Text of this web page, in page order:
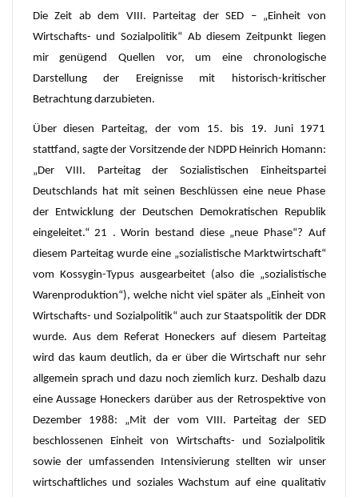
Die Zeit ab dem VIII. Parteitag der SED – „Einheit von
Wirtschafts- und Sozialpolitik“ Ab diesem Zeitpunkt liegen
mir genügend Quellen vor, um eine chronologische
Darstellung der Ereignisse mit historisch-kritischer
Betrachtung darzubieten.
Über diesen Parteitag, der vom 15. bis 19. Juni 1971
stattfand, sagte der Vorsitzende der NDPD Heinrich Homann:
„Der VIII. Parteitag der Sozialistischen Einheitspartei
Deutschlands hat mit seinen Beschlüssen eine neue Phase
der Entwicklung der Deutschen Demokratischen Republik
eingeleitet.“ 21 . Worin bestand diese „neue Phase“? Auf
diesem Parteitag wurde eine „sozialistische Marktwirtschaft“
vom Kossygin-Typus ausgearbeitet (also die „sozialistische
Warenproduktion“), welche nicht viel später als „Einheit von
Wirtschafts- und Sozialpolitik“ auch zur Staatspolitik der DDR
wurde. Aus dem Referat Honeckers auf diesem Parteitag
wird das kaum deutlich, da er über die Wirtschaft nur sehr
allgemein sprach und dazu noch ziemlich kurz. Deshalb dazu
eine Aussage Honeckers darüber aus der Retrospektive von
Dezember 1988: „Mit der vom VIII. Parteitag der SED
beschlossenen Einheit von Wirtschafts- und Sozialpolitik
sowie der umfassenden Intensivierung stellten wir unser
wirtschaftliches und soziales Wachstum auf eine qualitativ